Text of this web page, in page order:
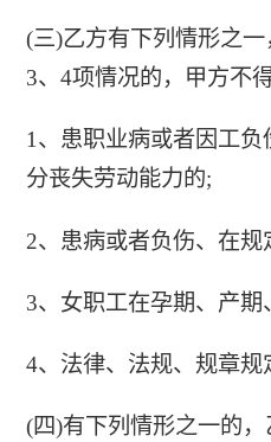
(三)乙方有下列情形之一
3、4项情况的，甲方不
1、患职业病或者因工
分丧失劳动能力的;
2、患病或者负伤、在规
3、女职工在孕期、产期
4、法律、法规、规章规
(四)有下列情形之一的